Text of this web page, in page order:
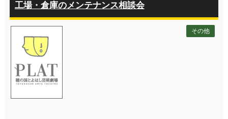
工場・倉庫のメンテナンス相談会
その他